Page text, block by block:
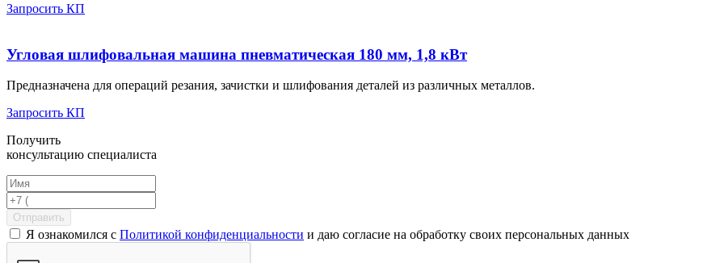
Запросить КП
Угловая шлифовальная машина пневматическая 180 мм, 1,8 кВт
Предназначена для операций резания, зачистки и шлифования деталей из различных металлов.
Запросить КП
Получить
консультацию специалиста
Отправить
Я ознакомился с Политикой конфиденциальности и даю согласие на обработку своих персональных данных